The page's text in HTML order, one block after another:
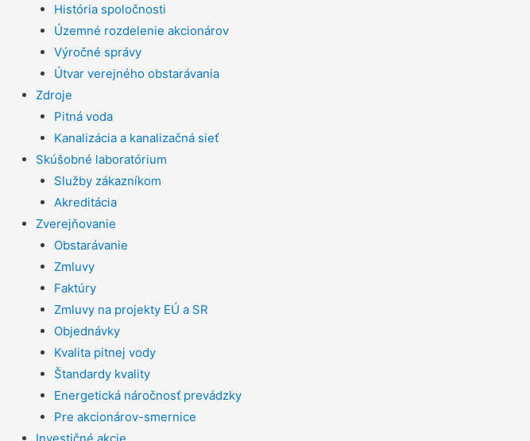
História spoločnosti
Územné rozdelenie akcionárov
Výročné správy
Útvar verejného obstarávania
Zdroje
Pitná voda
Kanalizácia a kanalizačná sieť
Skúšobné laboratórium
Služby zákazníkom
Akreditácia
Zverejňovanie
Obstarávanie
Zmluvy
Faktúry
Zmluvy na projekty EÚ a SR
Objednávky
Kvalita pitnej vody
Štandardy kvality
Energetická náročnosť prevádzky
Pre akcionárov-smernice